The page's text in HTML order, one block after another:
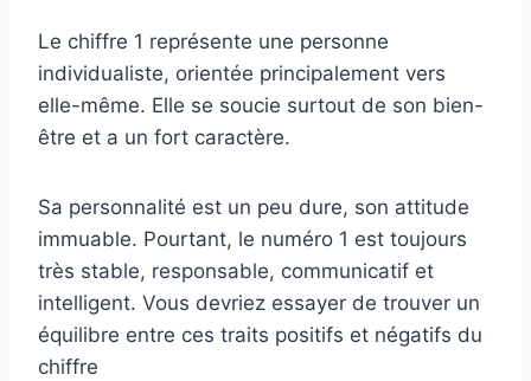
Le chiffre 1 représente une personne
individualiste, orientée principalement vers
elle-même. Elle se soucie surtout de son bien-
être et a un fort caractère.
Sa personnalité est un peu dure, son attitude
immuable. Pourtant, le numéro 1 est toujours
très stable, responsable, communicatif et
intelligent. Vous devriez essayer de trouver un
équilibre entre ces traits positifs et négatifs du
chiffre